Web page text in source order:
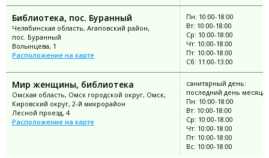
Библиотека, пос. Буранный
Челябинская область, Агаповский район,
пос. Буранный
Волынцева, 1
Расположение на карте
Пн: 10:00-18:00
Вт: 10:00-18:00
Ср: 10:00-18:00
Чт: 10:00-18:00
Пт: 10:00-18:00
Сб: 11:00-13:00
Мир женщины, библиотека
Омская область, Омск городской округ, Омск,
Кировский округ, 2-й микрорайон
Лесной проезд, 4
Расположение на карте
санитарный день:
последний день месяца
Пн: 10:00-18:00
Вт: 10:00-18:00
Ср: 10:00-18:00
Чт: 10:00-18:00
Пт: 10:00-18:00
Вс: 10:00-18:00